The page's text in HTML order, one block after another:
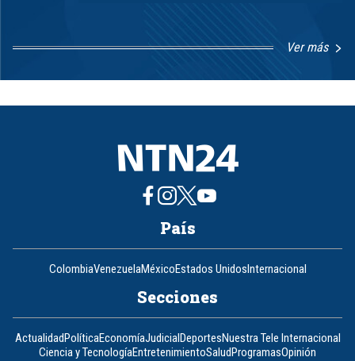
Ver más
1
8
País
ColombiaVenezuelaMéxicoEstados UnidosInternacional
Secciones
ActualidadPolíticaEconomíaJudicialDeportesNuestra Tele Internacional
Ciencia y TecnologíaEntretenimientoSaludProgramasOpinión